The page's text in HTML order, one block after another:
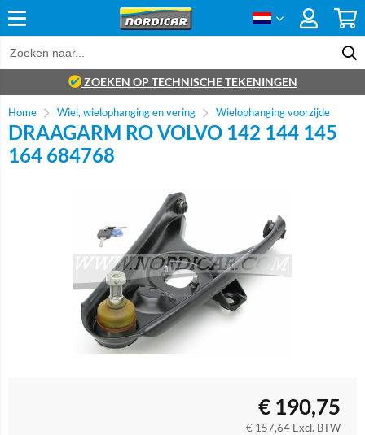
ZOEKEN OP TECHNISCHE TEKENINGEN
Home Wiel, wielophanging en vering Wielophanging voorzijde
DRAAGARM RO VOLVO 142 144 145
164 684768
€ 190,75
€ 157,64 Excl. BTW